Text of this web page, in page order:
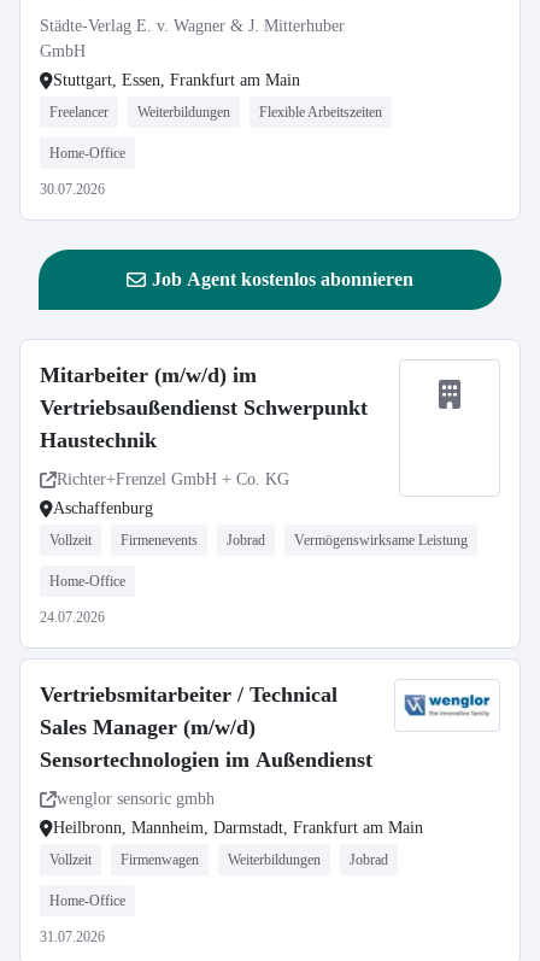
Städte-Verlag E. v. Wagner & J. Mitterhuber
GmbH
Stuttgart, Essen, Frankfurt am Main
Freelancer Weiterbildungen Flexible Arbeitszeiten
Home-Office
30.07.2026
Job Agent kostenlos abonnieren
Mitarbeiter (m/w/d) im
Vertriebsaußendienst Schwerpunkt
Haustechnik
Richter+Frenzel GmbH + Co. KG
Aschaffenburg
Vollzeit Firmenevents Jobrad Vermögenswirksame Leistung
Home-Office
24.07.2026
Vertriebsmitarbeiter / Technical
Sales Manager (m/w/d)
Sensortechnologien im Außendienst
wenglor sensoric gmbh
Heilbronn, Mannheim, Darmstadt, Frankfurt am Main
Vollzeit Firmenwagen Weiterbildungen Jobrad
Home-Office
31.07.2026